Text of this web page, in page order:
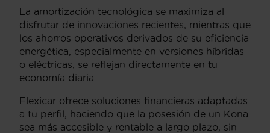
La amortización tecnológica se maximiza al
disfrutar de innovaciones recientes, mientras que
los ahorros operativos derivados de su eficiencia
energética, especialmente en versiones híbridas
o eléctricas, se reflejan directamente en tu
economía diaria.
Flexicar ofrece soluciones financieras adaptadas
a tu perfil, haciendo que la posesión de un Kona
sea más accesible y rentable a largo plazo, sin